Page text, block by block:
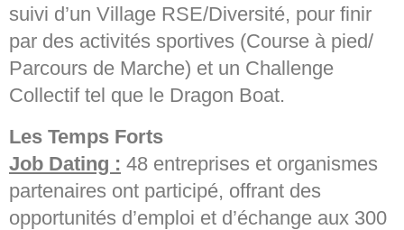
suivi d’un Village RSE/Diversité, pour finir
par des activités sportives (Course à pied/
Parcours de Marche) et un Challenge
Collectif tel que le Dragon Boat.
Les Temps Forts
Job Dating : 48 entreprises et organismes
partenaires ont participé, offrant des
opportunités d’emploi et d’échange aux 300